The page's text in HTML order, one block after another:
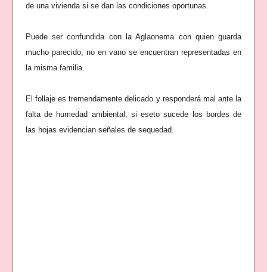
de una vivienda si se dan las condiciones oportunas.
Puede ser confundida con la Aglaonema con quien guarda
mucho parecido, no en vano se encuentran representadas en
la misma familia.
El follaje es tremendamente delicado y responderá mal ante la
falta de humedad ambiental, si eseto sucede los bordes de
las hojas evidencian señales de sequedad.